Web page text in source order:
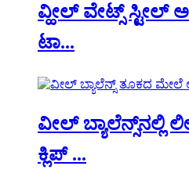
ವ್ಹೀಲ್ ವೇಟ್ಸ್ ಸ್ಟೀಲ್
ಟಾ...
ವೀಲ್ ಬ್ಯಾಲೆನ್ಸ್‌ನಲ್ಲಿ
ಕ್ಲಿಪ್ ...